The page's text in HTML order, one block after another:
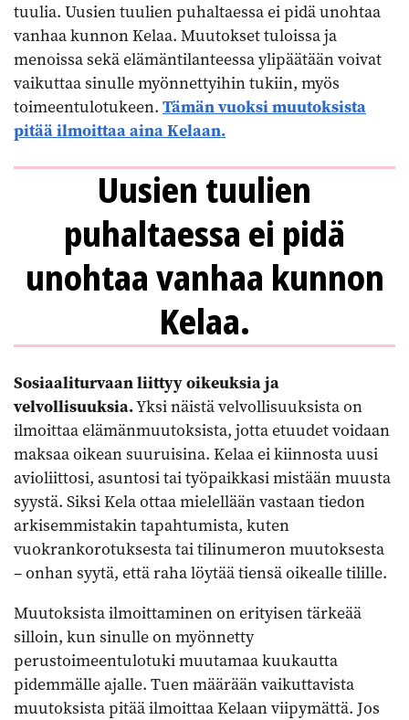
tuulia. Uusien tuulien puhaltaessa ei pidä unohtaa
vanhaa kunnon Kelaa. Muutokset tuloissa ja
menoissa sekä elämäntilanteessa ylipäätään voivat
vaikuttaa sinulle myönnettyihin tukiin, myös
toimeentulotukeen. Tämän vuoksi muutoksista
pitää ilmoittaa aina Kelaan.
Uusien tuulien
puhaltaessa ei pidä
unohtaa vanhaa kunnon
Kelaa.
Sosiaaliturvaan liittyy oikeuksia ja
velvollisuuksia.Yksi näistä velvollisuuksista on
ilmoittaa elämänmuutoksista, jotta etuudet voidaan
maksaa oikean suuruisina. Kelaa ei kiinnosta uusi
avioliittosi, asuntosi tai työpaikkasi mistään muusta
syystä. Siksi Kela ottaa mielellään vastaan tiedon
arkisemmistakin tapahtumista, kuten
vuokrankorotuksesta tai tilinumeron muutoksesta
– onhan syytä, että raha löytää tiensä oikealle tilille.
Muutoksista ilmoittaminen on erityisen tärkeää
silloin, kun sinulle on myönnetty
perustoimeentulotuki muutamaa kuukautta
pidemmälle ajalle. Tuen määrään vaikuttavista
muutoksista pitää ilmoittaa Kelaan viipymättä. Jos